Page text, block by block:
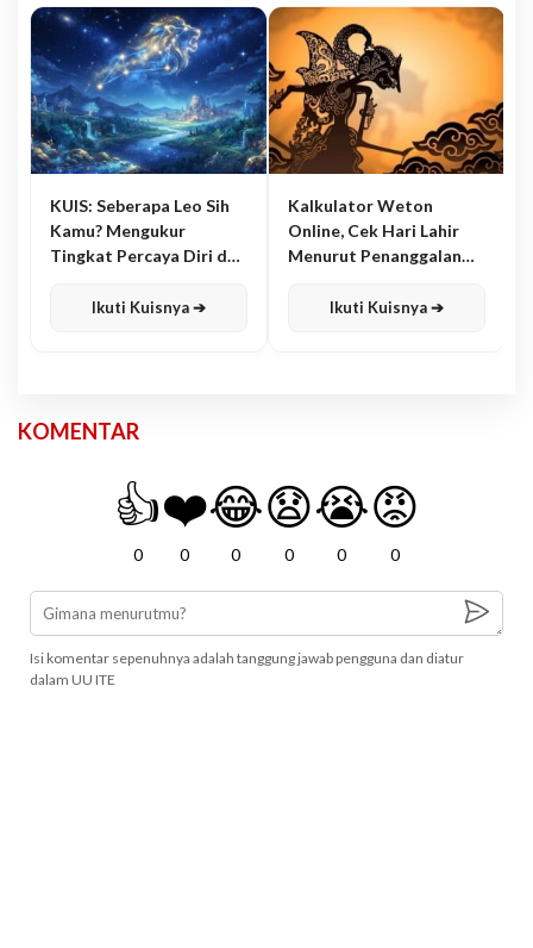
KUIS: Seberapa Leo Sih
Kamu? Mengukur
Tingkat Percaya Diri dan
Ikuti Kuisnya ➔
Kalkulator Weton
Online, Cek Hari Lahir
Menurut Penanggalan
Ikuti Kuisnya ➔
KOMENTAR
👍
0
❤️
0
😂
0
😧
0
😭
0
😡
0
Isi komentar sepenuhnya adalah tanggung jawab pengguna dan diatur
dalam UU ITE